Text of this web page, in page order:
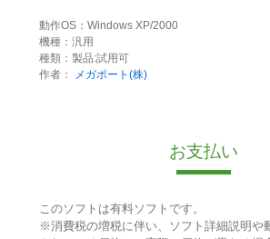
動作OS：Windows XP/2000
機種：汎用
種類：製品:試用可
作者：
メガポート(株)
お支払い
このソフトは有料ソフトです。
※消費税の増税に伴い、ソフト詳細説明や